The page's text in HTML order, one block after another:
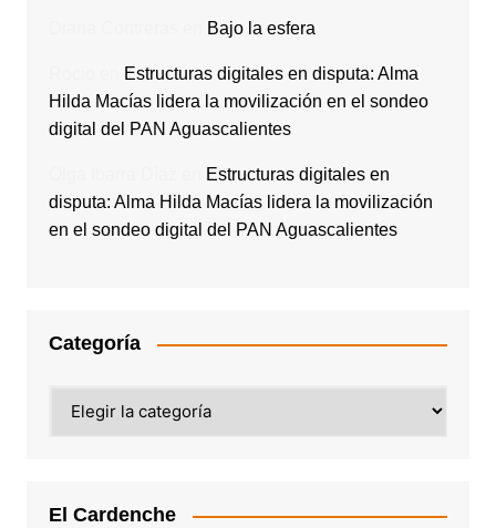
Bajo la esfera
Estructuras digitales en disputa: Alma
Hilda Macías lidera la movilización en el sondeo
digital del PAN Aguascalientes
Estructuras digitales en
disputa: Alma Hilda Macías lidera la movilización
en el sondeo digital del PAN Aguascalientes
Categoría
El Cardenche